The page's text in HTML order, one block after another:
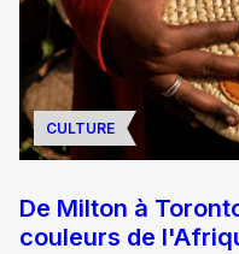
CULTURE
De Milton à
couleurs de